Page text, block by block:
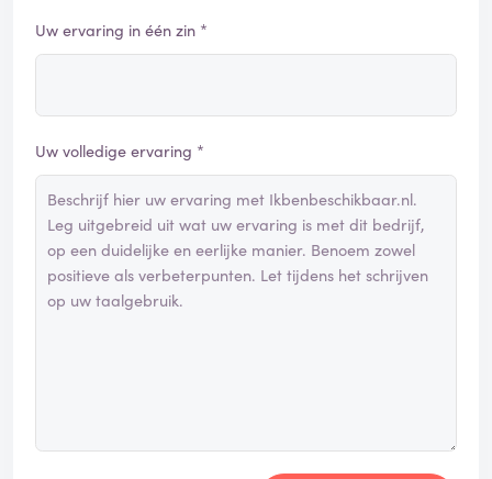
Uw ervaring in één zin *
Uw volledige ervaring *